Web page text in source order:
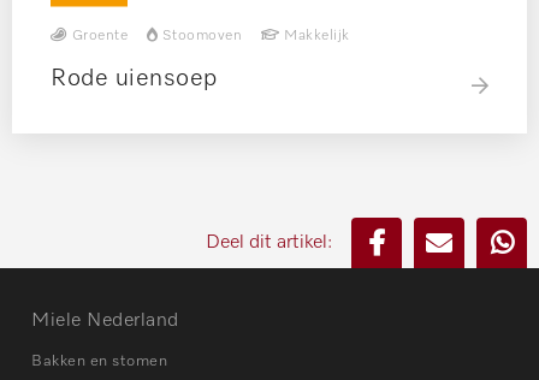
Groente Stoomoven Makkelijk
Rode uiensoep
Deel dit artikel:
Miele Nederland
Bakken en stomen